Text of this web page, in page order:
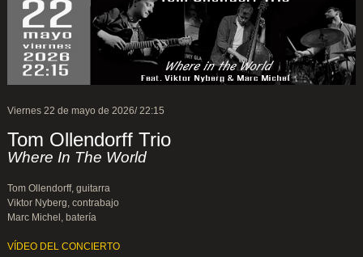
Viernes 22 de mayo de 2026/ 22:15
Tom Ollendorff Trio
Where In The World
Tom Ollendorff, guitarra
Viktor Nyberg, contrabajo
Marc Michel, batería
VÍDEO DEL CONCIERTO